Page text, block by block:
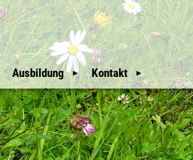
Ausbildung
Auswahl und
Ausbildung
Kontakt
Weitere Hinweise
Downloads
Nützliche Links